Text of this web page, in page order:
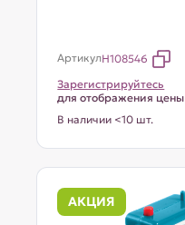
АртикулH108546
Зарегистрируйтесь
для отображения цены
В наличии <10 шт.
АКЦИЯ